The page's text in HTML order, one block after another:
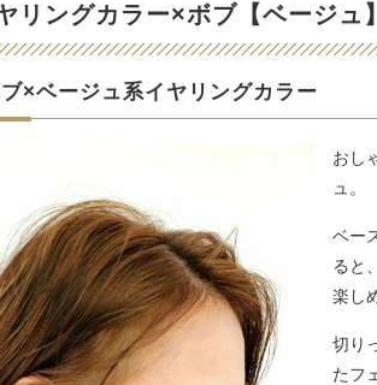
リングカラー×ボブ【ベージュ】
×ベージュ系イヤリングカラー
おし
ュ。
ベー
ると
楽し
切り
たフ